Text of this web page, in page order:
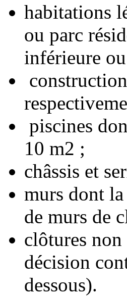
habitations
ou parc
inférieure
piscines
10 m2 ;
châssis et
murs dont
de murs de
clôtures non
décision
dessous).